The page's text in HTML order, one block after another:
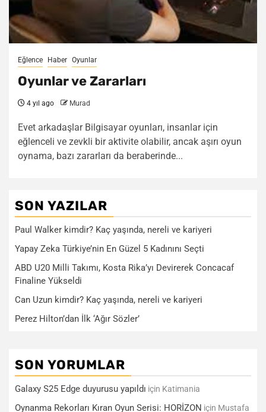
Eğlence Haber Oyunlar
Oyunlar ve Zararları
4 yıl ago Murad
Evet arkadaşlar Bilgisayar oyunları, insanlar için
eğlenceli ve zevkli bir aktivite olabilir, ancak aşırı oyun
oynama, bazı zararları da beraberinde...
SON YAZILAR
Paul Walker kimdir? Kaç yaşında, nereli ve kariyeri
Yapay Zeka Türkiye’nin En Güzel 5 Kadınını Seçti
ABD U20 Milli Takımı, Kosta Rika’yı Devirerek Concacaf
Finaline Yükseldi
Can Uzun kimdir? Kaç yaşında, nereli ve kariyeri
Perez Hilton’dan İlk ‘Ağır Sözler’
SON YORUMLAR
Galaxy S25 Edge duyurusu yapıldı için Katimania
Oynanma Rekorları Kıran Oyun Serisi: HORİZON için Mustafa